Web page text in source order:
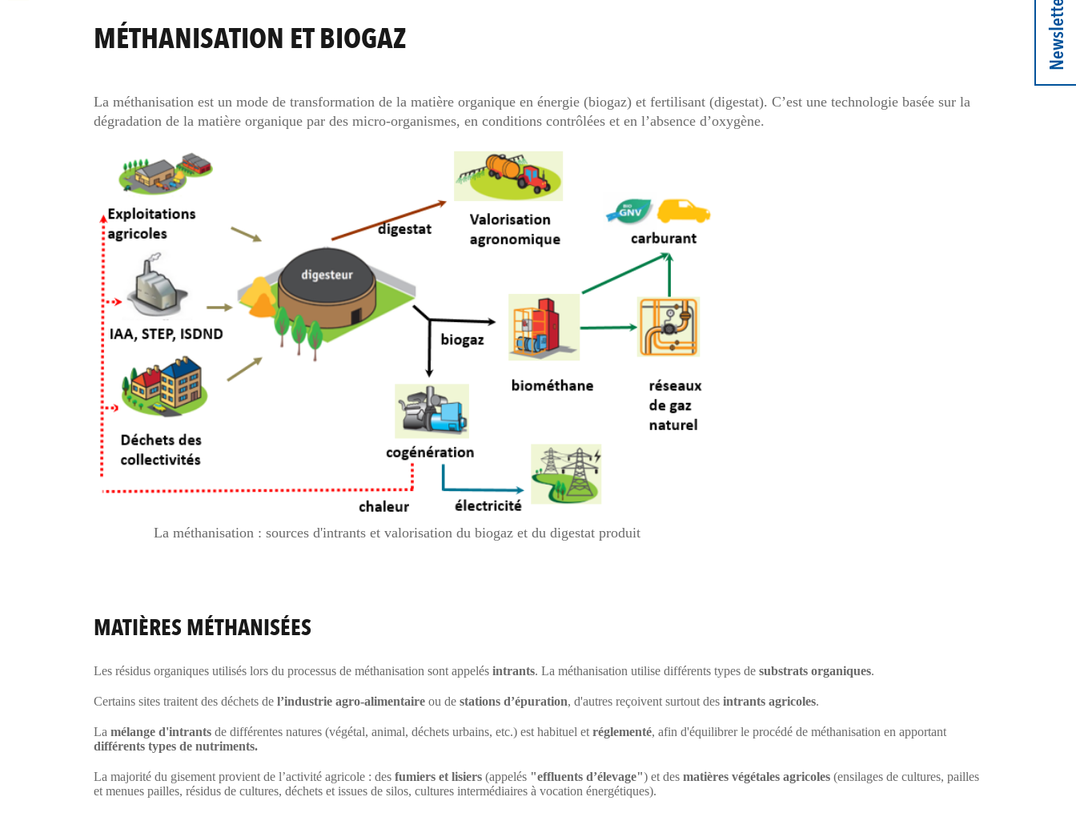
MÉTHANISATION ET BIOGAZ
La méthanisation est un mode de transformation de la matière organique en énergie (biogaz) et fertilisant (digestat). C’est une technologie basée sur la
dégradation de la matière organique par des micro-organismes, en conditions contrôlées et en l’absence d’oxygène.
La méthanisation : sources d'intrants et valorisation du biogaz et du digestat produit
MATIÈRES MÉTHANISÉES
Les résidus organiques utilisés lors du processus de méthanisation sont appelés intrants. La méthanisation utilise différents types de substrats organiques.
Certains sites traitent des déchets de l’industrie agro-alimentaire ou de stations d’épuration, d'autres reçoivent surtout des intrants agricoles.
La mélange d'intrants de différentes natures (végétal, animal, déchets urbains, etc.) est habituel et réglementé, afin d'équilibrer le procédé de méthanisation en apportant
différents types de nutriments.
La majorité du gisement provient de l’activité agricole : des fumiers et lisiers (appelés "effluents d’élevage") et des matières végétales agricoles (ensilages de cultures, pailles
et menues pailles, résidus de cultures, déchets et issues de silos, cultures intermédiaires à vocation énergétiques).
Newsletter